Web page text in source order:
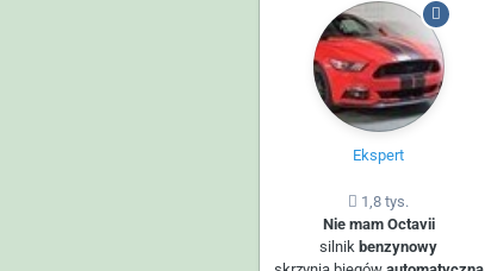
Ekspert
1,8 tys.
Nie mam Octavii
silnikbenzynowy